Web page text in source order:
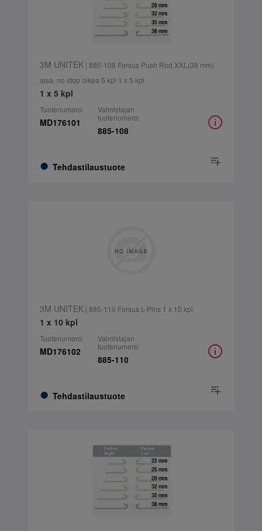
3M UNITEK| 885-108 Forsus Push Rod XXL(38 mm)
aisa, no stop oikea 5 kpl 1 x 5 kpl
1 x 5 kpl
Tuotenumero:
MD176101
Tehdastilaustuote
Valmistajan
tuotenumero:
885-108
3M UNITEK| 885-110 Forsus L-Pins 1 x 10 kpl
1 x 10 kpl
Tuotenumero:
MD176102
Tehdastilaustuote
Valmistajan
tuotenumero:
885-110